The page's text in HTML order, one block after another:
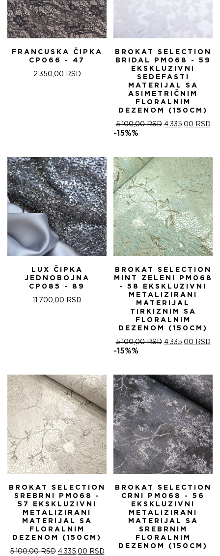
FRANCUSKA ČIPKA
CP066 - 47
2.350,00 RSD
BROKAT SELECTION
BRIDAL PM068 - 59
EKSKLUZIVNI
SEDEFASTI
MATERIJAL SA
ASIMETRIČNIM
FLORALNIM
DEZENOM (150CM)
5.100,00RSD ОРИГИНАЛНА
5.100,00 RSD.
4.335,00 RSD
-15%%
LUX ČIPKA
JEDNOBOJNA
CP085 - 89
11.700,00 RSD
BROKAT SELECTION
MINT ZELENI PM068
- 58 EKSKLUZIVNI
METALIZIRANI
MATERIJAL
TIRKIZNIM SA
FLORALNIM
DEZENOM (150CM)
5.100,00RSD ОРИГИНАЛНА
5.100,00 RSD.
4.335,00 RSD
-15%%
BROKAT SELECTION
SREBRNI PM068 -
57 EKSKLUZIVNI
METALIZIRANI
MATERIJAL SA
FLORALNIM
DEZENOM (150CM)
5.100,00RSD ОРИГИНАЛНА
4.335,00 RSDТРЕНУТНА
BROKAT SELECTION
CRNI PM068 - 56
EKSKLUZIVNI
METALIZIRANI
MATERIJAL SA
SREBRNIM
FLORALNIM
DEZENOM (150CM)